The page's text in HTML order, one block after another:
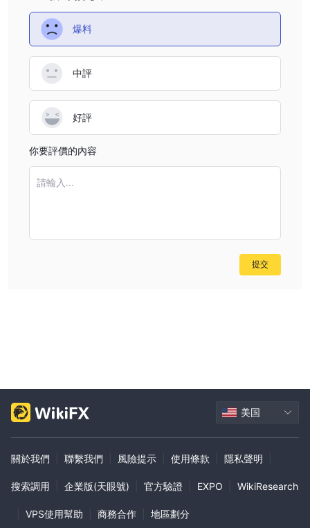
爆料
中評
好評
你要評價的內容
請輸入...
提交
美国
關於我們 聯繫我們 風險提示 使用條款 隱私聲明
搜索調用 企業版(天眼號) 官方驗證 EXPO WikiResearch
VPS使用幫助 商務合作 地區劃分